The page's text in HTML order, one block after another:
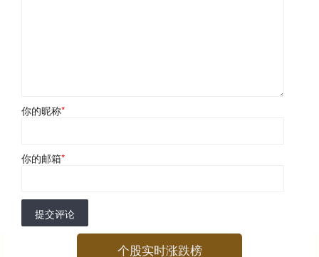
你的昵称*
你的邮箱*
提交评论
个股实时涨跌榜